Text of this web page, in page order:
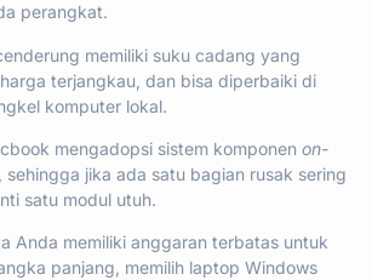
perangkat.
memiliki suku cadang yang
terjangkau, dan bisa diperbaiki di
komputer lokal.
mengadopsi sistem komponen on-
sehingga jika ada satu bagian rusak sering
satu modul utuh.
Anda memiliki anggaran terbatas untuk
panjang, memilih laptop Windows